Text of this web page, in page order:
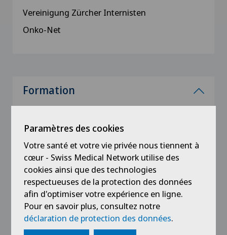
Vereinigung Zürcher Internisten
Onko-Net
Formation
Ernennung zum Spezialisten für
Hämatologische Analytik FAMH
2002 - 2004
Ausbildung zum Laborleiter Hämatologie
FAMH
2001
Ernennung zum Spezialarzt für Hämatologie
Paramètres des cookies
Votre santé et votre vie privée nous tiennent à
cœur - Swiss Medical Network utilise des
cookies ainsi que des technologies
respectueuses de la protection des données
afin d'optimiser votre expérience en ligne.
Pour en savoir plus, consultez notre
déclaration de protection des données.